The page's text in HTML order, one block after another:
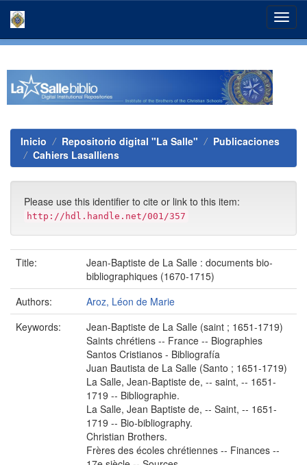
Inicio Repositorio digital "La Salle"
Publicaciones
Cahiers Lasalliens
Please use this identifier to cite or link to this item:
http://hdl.handle.net/001/357
Title:
Jean-Baptiste de La Salle : documents bio-
bibliographiques (1670-1715)
Authors:
Aroz, Léon de Marie
Keywords:
Jean-Baptiste de La Salle (saint ; 1651-1719)
Saints chrétiens -- France -- Biographies
Santos Cristianos - Bibliografía
Juan Bautista de La Salle (Santo ; 1651-1719)
La Salle, Jean-Baptiste de, -- saint, -- 1651-
1719 -- Bibliographie.
La Salle, Jean Baptiste de, -- Saint, -- 1651-
1719 -- Bio-bibliography.
Christian Brothers.
Frères des écoles chrétiennes -- Finances --